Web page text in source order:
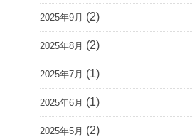
2025年9月 (2)
2025年8月 (2)
2025年7月 (1)
2025年6月 (1)
2025年5月 (2)